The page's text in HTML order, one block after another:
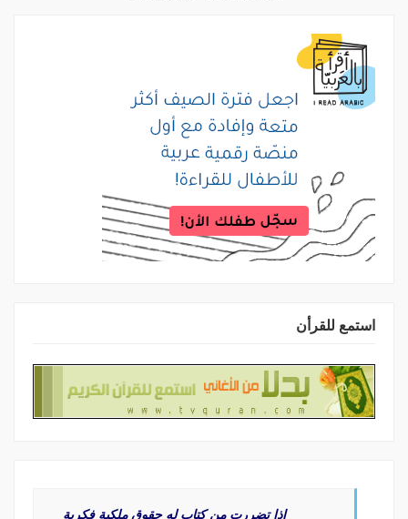
استمع للقرأن
اذا تضررت من كتاب له حقوق ملكية فكرية